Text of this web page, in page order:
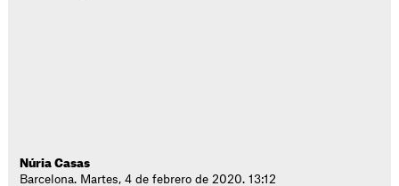
Núria Casas
Barcelona. Martes, 4 de febrero de 2020. 13:12